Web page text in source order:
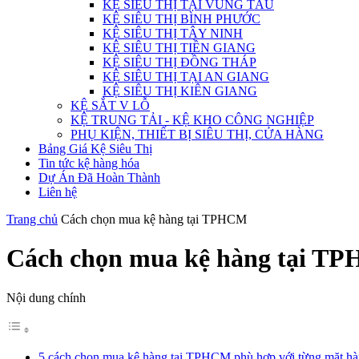
KỆ SIÊU THỊ TẠI VŨNG TÀU
KỆ SIÊU THỊ BÌNH PHƯỚC
KỆ SIÊU THỊ TÂY NINH
KỆ SIÊU THỊ TIỀN GIANG
KỆ SIÊU THỊ ĐỒNG THÁP
KỆ SIÊU THỊ TẠI AN GIANG
KỆ SIÊU THỊ KIÊN GIANG
KỆ SẮT V LỖ
KỆ TRUNG TẢI - KỆ KHO CÔNG NGHIỆP
PHỤ KIỆN, THIẾT BỊ SIÊU THỊ, CỬA HÀNG
Bảng Giá Kệ Siêu Thị
Tin tức kệ hàng hóa
Dự Án Đã Hoàn Thành
Liên hệ
Trang chủ Cách chọn mua kệ hàng tại TPHCM
Cách chọn mua kệ hàng tại
Nội dung chính